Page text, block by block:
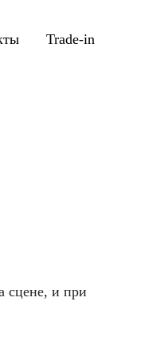
Trade-in
сцене, и при